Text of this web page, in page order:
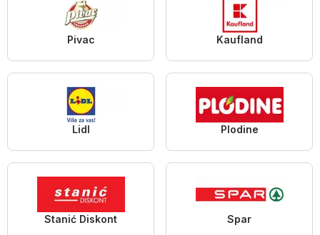
Pivac Kaufland
Lidl Plodine
Stanić Diskont Spar